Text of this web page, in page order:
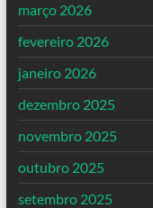
março 2026
fevereiro 2026
janeiro 2026
dezembro 2025
novembro 2025
outubro 2025
setembro 2025